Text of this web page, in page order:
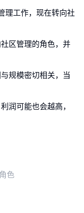
理工作，现在转向社
区管理的角色，并
规模密切相关，当
润可能也会越高，
色